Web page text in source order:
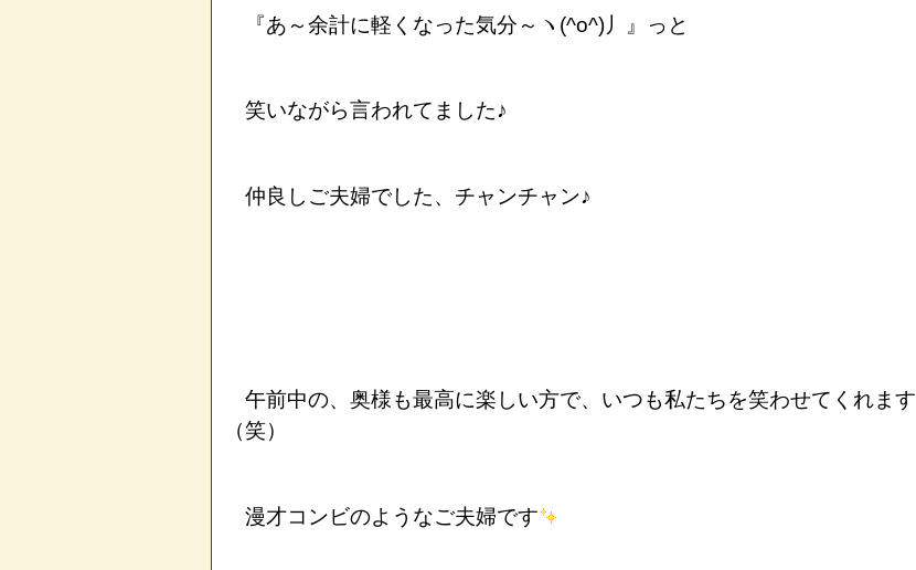
『あ～余計に軽くなった気分～ヽ(^o^)丿』っと
笑いながら言われてました♪
仲良しご夫婦でした、チャンチャン♪
午前中の、奥様も最高に楽しい方で、いつも私たちを笑わせてくれます
（笑）
漫才コンビのようなご夫婦です